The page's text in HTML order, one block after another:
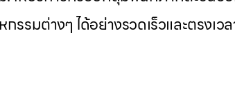
รมต่างๆ ได้อย่างรวดเร็วและตรงเว